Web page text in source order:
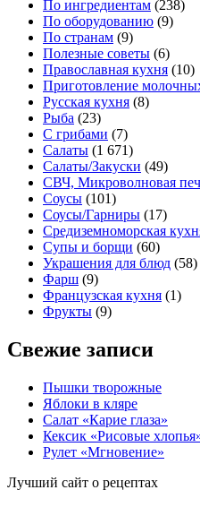
По ингредиентам (238)
По оборудованию (9)
По странам (9)
Полезные советы (6)
Православная кухня (10)
Приготовление
Русская кухня (8)
Рыба (23)
С грибами (7)
Салаты (1 671)
Салаты/Закуски (49)
СВЧ, Микроволновая
Соусы (101)
Соусы/Гарниры (17)
Средиземноморская
Супы и борщи (60)
Украшения для блюд (58)
Фарш (9)
Французская кухня (1)
Фрукты (9)
Свежие записи
Пышки творожные
Яблоки в кляре
Салат «Карие глаза»
Кексик «Рисовые
Рулет «Мгновение»
Лучший сайт о рецептах